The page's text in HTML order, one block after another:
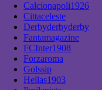
Calcionapoli1926
Cittaceleste
Derbyderbyderby
Fantamagazine
FCInter1908
Forzaroma
Golssip
Hellas1903